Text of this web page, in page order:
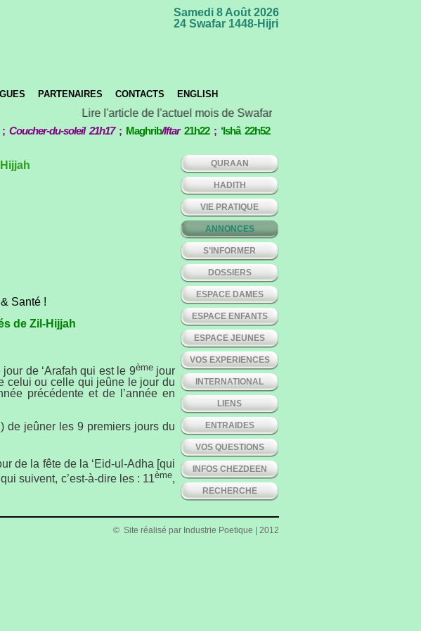
Samedi 8 Août 2026
24 Swafar 1448-Hijri
PARTENAIRES CONTACTS ENGLISH
Lire l'article de l'actuel mois de Swafar *** Concours international
Coucher-du-soleil 21h17; Maghrib/Iftar 21h22; ‘Ishâ 22h52
Santé !
de Zil-Hijjah
de ‘Arafah qui est le 9èmejour
celui ou celle qui jeûne le jour du
précédente et de l’année en
de jeûner les 9 premiers jours du
de la fête de la ‘Eid-ul-Adha [qui
suivent, c’est-à-dire les : 11ème,
et ‘Eid-ul-Adha.
QURAAN
HADITH
VIE PRATIQUE
ANNONCES
S’INFORMER
DOSSIERS
ESPACE DAMES
ESPACE ENFANTS
ESPACE JEUNES
VOS EXPERIENCES
INTERNATIONAL
LIENS
ENTRAIDES
VOS QUESTIONS
INFOS CHEZDEEN
RECHERCHE
© Site réalisé par Industrie Poetique | 2012